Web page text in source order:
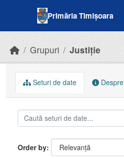
Primăria Timișoara
Grupuri Justiție
Seturi de date Despre
Order by